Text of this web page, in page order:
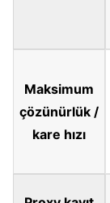
Maksimum
çözünürlük /
kare hızı